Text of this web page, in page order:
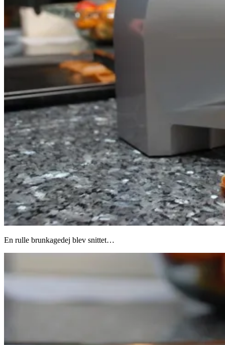
En rulle brunkagedej blev snittet…